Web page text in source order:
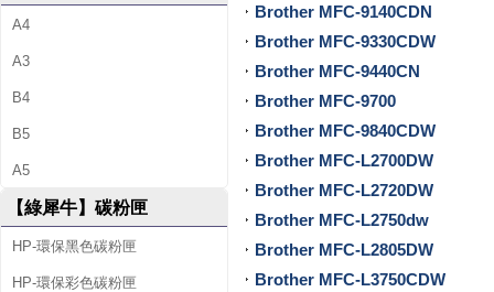
回
收
空
匣
服
務
A4
A3
B4
B5
A5
【綠犀牛】碳粉匣
HP-環保黑色碳粉匣
HP-環保彩色碳粉匣
Brother MFC-9140CDN
Brother MFC-9330CDW
Brother MFC-9440CN
Brother MFC-9700
Brother MFC-9840CDW
Brother MFC-L2700DW
Brother MFC-L2720DW
Brother MFC-L2750dw
Brother MFC-L2805DW
Brother MFC-L3750CDW